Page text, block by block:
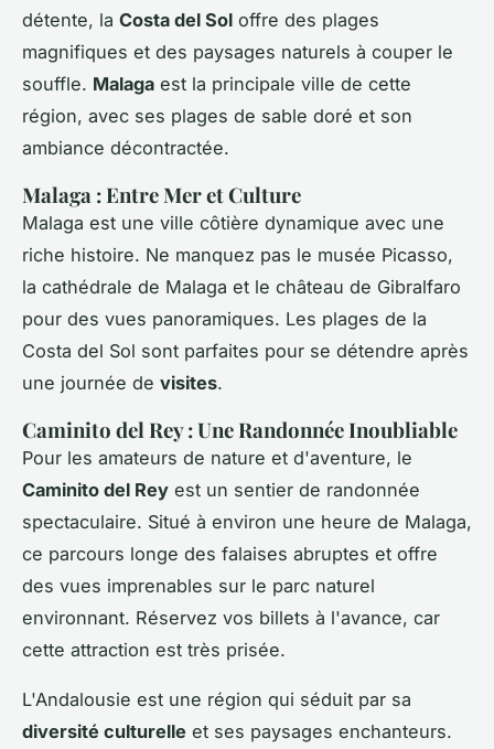
détente, la Costa del Sol offre des plages
magnifiques et des paysages naturels à couper le
souffle. Malaga est la principale ville de cette
région, avec ses plages de sable doré et son
ambiance décontractée.
Malaga : Entre Mer et Culture
Malaga est une ville côtière dynamique avec une
riche histoire. Ne manquez pas le musée Picasso,
la cathédrale de Malaga et le château de Gibralfaro
pour des vues panoramiques. Les plages de la
Costa del Sol sont parfaites pour se détendre après
une journée de visites.
Caminito del Rey : Une Randonnée Inoubliable
Pour les amateurs de nature et d'aventure, le
Caminito del Rey est un sentier de randonnée
spectaculaire. Situé à environ une heure de Malaga,
ce parcours longe des falaises abruptes et offre
des vues imprenables sur le parc naturel
environnant. Réservez vos billets à l'avance, car
cette attraction est très prisée.
L'Andalousie est une région qui séduit par sa
diversité culturelle et ses paysages enchanteurs.